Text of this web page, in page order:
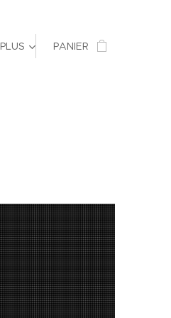
PLUS PANIER